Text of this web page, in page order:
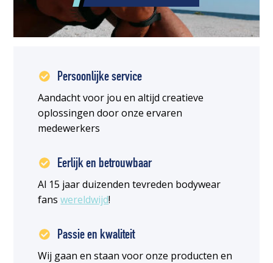
Persoonlijke service
Aandacht voor jou en altijd creatieve
oplossingen door onze ervaren
medewerkers
Eerlijk en betrouwbaar
Al 15 jaar duizenden tevreden bodywear
fanswereldwijd!
Passie en kwaliteit
Wij gaan en staan voor onze producten en